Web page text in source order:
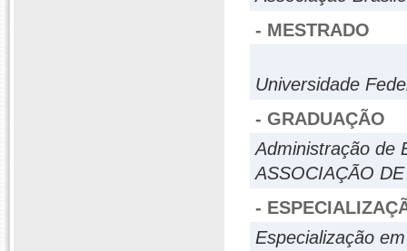
- MESTRADO
Universidade
- GRADUAÇÃO
Administração de
ASSOCIAÇÃO
-
Especialização